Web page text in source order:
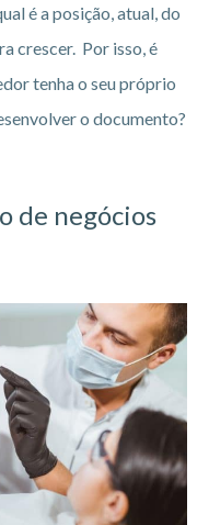
é a posição, atual, do
crescer. Por isso, é
tenha o seu próprio
o documento?
de negócios